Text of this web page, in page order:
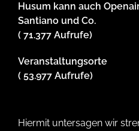
Husum kann auch
Santiano und Co.
( 71.377 Aufrufe)
Veranstaltungsorte
( 53.977 Aufrufe)
Hiermit untersagen wir